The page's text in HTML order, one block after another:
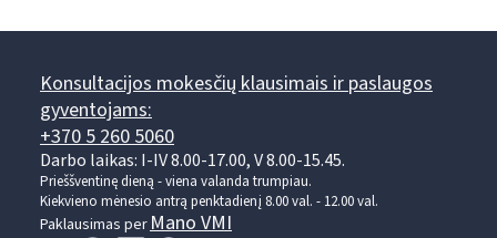
Konsultacijos mokesčių klausimais ir paslaugos
gyventojams:
+370 5 260 5060
Darbo laikas: I-IV 8.00-17.00, V 8.00-15.45.
Prieššventinę dieną - viena valanda trumpiau.
Kiekvieno mėnesio antrą penktadienį 8.00 val. - 12.00 val.
Paklausimas perMano VMI